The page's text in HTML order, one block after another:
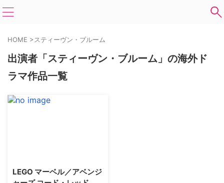
HOME >スティーヴン・ブルーム
出演者「スティーヴン・ブルーム」の海外ド
ラマ作品一覧
LEGO マーベル／アベンジ